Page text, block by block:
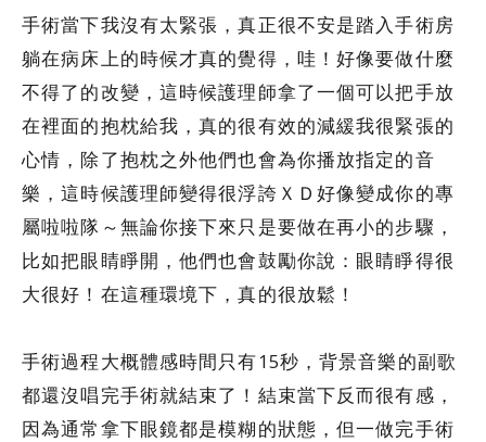
手術當下我沒有太緊張，真正很不安是踏入手術房
躺在病床上的時候才真的覺得，哇！好像要做什麼
不得了的改變，這時候護理師拿了一個可以把手放
在裡面的抱枕給我，真的很有效的減緩我很緊張的
心情，除了抱枕之外他們也會為你播放指定的音
樂，這時候護理師變得很浮誇ＸＤ好像變成你的專
屬啦啦隊～無論你接下來只是要做在再小的步驟，
比如把眼睛睜開，他們也會鼓勵你說：眼睛睜得很
大很好！在這種環境下，真的很放鬆！
手術過程大概體感時間只有15秒，背景音樂的副歌
都還沒唱完手術就結束了！結束當下反而很有感，
因為通常拿下眼鏡都是模糊的狀態，但一做完手術